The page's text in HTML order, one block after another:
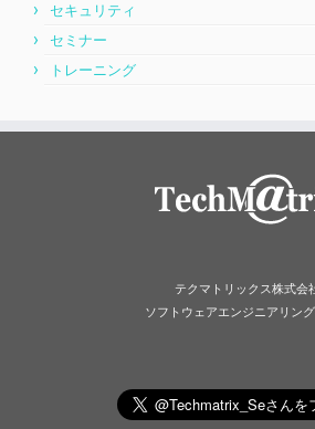
セキュリティ
セミナー
トレーニング
テクマトリックス株式会
ソフトウェアエンジニアリン